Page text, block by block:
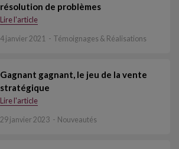
résolution de problèmes
Lire l'article
4 janvier 2021 Témoignages & Réalisations
Gagnant gagnant, le jeu de la vente
stratégique
Lire l'article
29 janvier 2023 Nouveautés